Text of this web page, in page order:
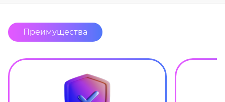
Преимущества